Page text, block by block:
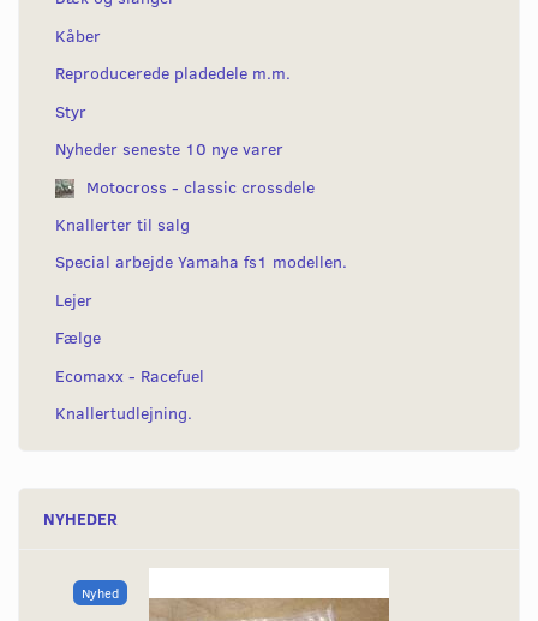
Kåber
Reproducerede pladedele m.m.
Styr
Nyheder seneste 10 nye varer
Motocross - classic crossdele
Knallerter til salg
Special arbejde Yamaha fs1 modellen.
Lejer
Fælge
Ecomaxx - Racefuel
Knallertudlejning.
NYHEDER
Nyhed